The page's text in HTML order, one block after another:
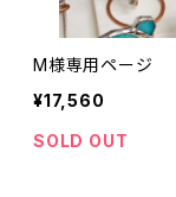
M様専用ページ
¥17,560
SOLD OUT